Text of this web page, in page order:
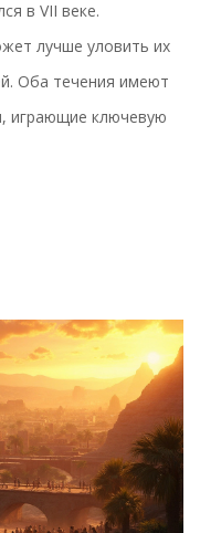
в VII веке.
лучше уловить их
Оба течения имеют
играющие ключевую